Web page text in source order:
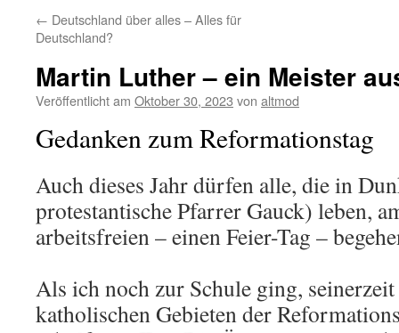
← Deutschland über alles – Alles für
Deutschland?
Martin Luther – ein Meister
Veröffentlicht am Oktober 30, 2023 von altmod
Gedanken zum Reformationstag
Auch dieses Jahr dürfen alle, die in
protestantische Pfarrer Gauck) leben,
arbeitsfreien – einen Feier-Tag –
Als ich noch zur Schule ging,
katholischen Gebieten der